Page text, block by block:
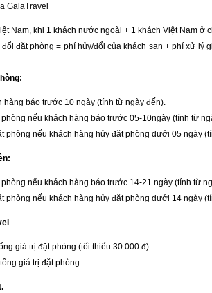
GalaTravel
Nam, khi 1 khách nước ngoài + 1 khách Việt Nam ở
đặt phòng = phí hủy/đổi của khách sạn + phí xử lý
hàng báo trước 10 ngày (tính từ ngày đến).
nếu khách hàng báo trước 05-10ngày (tính từ
phòng nếu khách hàng hủy đặt phòng dưới 05 ngày
nếu khách hàng báo trước 14-21 ngày (tính từ
phòng nếu khách hàng hủy đặt phòng dưới 14 ngày
giá trị đặt phòng (tối thiểu 30.000 đ)
giá trị đặt phòng.